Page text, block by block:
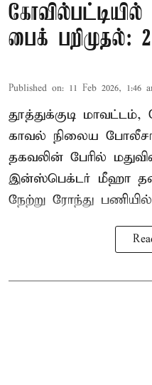
பைக் பறிமுதல்:
Published on: 11 Feb 2026, 1:46
தூத்துக்குடி மாவட்டம்,
காவல் நிலைய
தகவலின் பேரில்
இன்ஸ்பெக்டர் மீஹா
நேற்று ரோந்து